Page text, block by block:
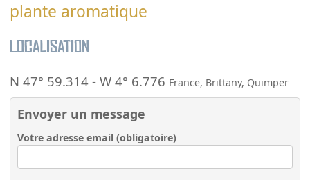
plante aromatique
Localisation
N 47° 59.314 -W 4° 6.776 France, Brittany, Quimper
Envoyer un message
Votre adresse email (obligatoire)